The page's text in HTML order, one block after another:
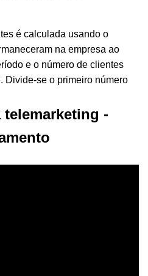
é calculada usando o
na empresa ao
e o número de clientes
Divide-se o primeiro número
telemarketing -